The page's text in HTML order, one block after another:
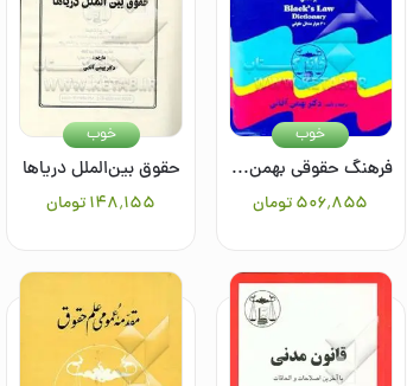
فرهنگ حقوقی بهمن انگلیسی - فارسی: بر اساس Black's law dictionary شامل: 30 هزار واژه و مدخل
۵۰۶٬۸۵۵تومان
خوب
حقوق بین‌الملل دریاها
۱۴۸٬۱۵۵تومان
خوب